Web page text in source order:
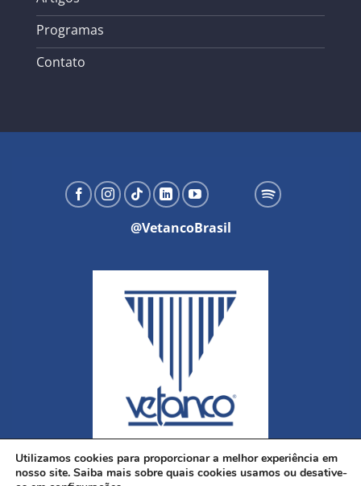
Programas
Contato
@VetancoBrasil
Utilizamos cookies para proporcionar a melhor experiência em
nosso site. Saiba mais sobre quais cookies usamos ou desative-